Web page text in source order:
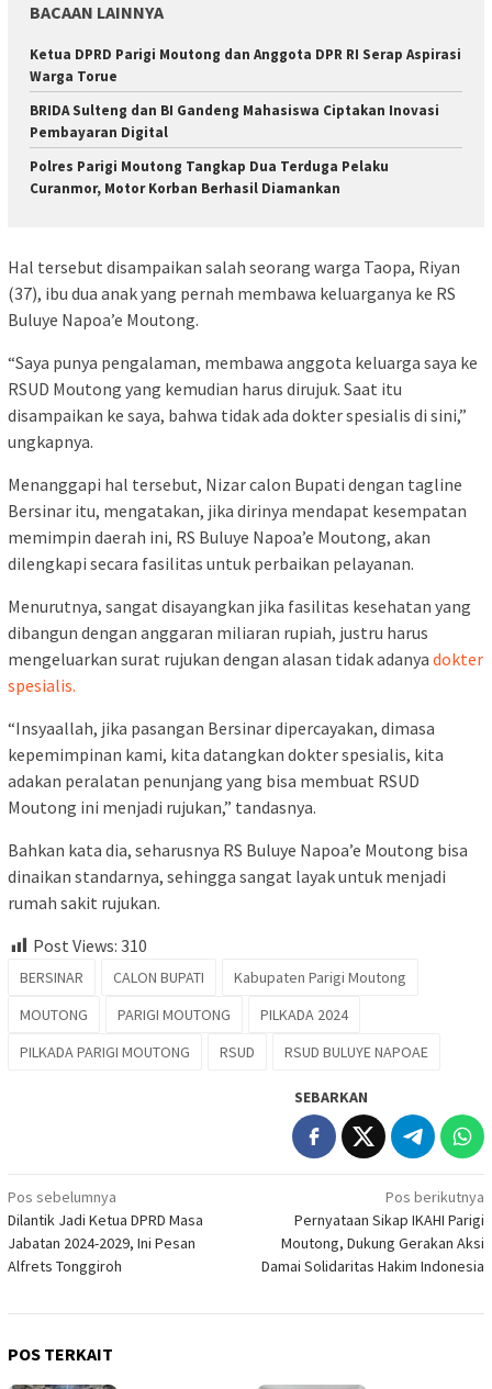
BACAAN LAINNYA
‎Ketua DPRD Parigi Moutong dan Anggota DPR RI Serap Aspirasi
Warga Torue
BRIDA Sulteng dan BI Gandeng Mahasiswa Ciptakan Inovasi
Pembayaran Digital
Polres Parigi Moutong Tangkap Dua Terduga Pelaku
Curanmor, Motor Korban Berhasil Diamankan
Hal tersebut disampaikan salah seorang warga Taopa, Riyan
(37), ibu dua anak yang pernah membawa keluarganya ke RS
Buluye Napoa’e Moutong.
“Saya punya pengalaman, membawa anggota keluarga saya ke
RSUD Moutong yang kemudian harus dirujuk. Saat itu
disampaikan ke saya, bahwa tidak ada dokter spesialis di sini,”
ungkapnya.
Menanggapi hal tersebut, Nizar calon Bupati dengan tagline
Bersinar itu, mengatakan, jika dirinya mendapat kesempatan
memimpin daerah ini, RS Buluye Napoa’e Moutong, akan
dilengkapi secara fasilitas untuk perbaikan pelayanan.
Menurutnya, sangat disayangkan jika fasilitas kesehatan yang
dibangun dengan anggaran miliaran rupiah, justru harus
mengeluarkan surat rujukan dengan alasan tidak adanya dokter
spesialis.
“Insyaallah, jika pasangan Bersinar dipercayakan, dimasa
kepemimpinan kami, kita datangkan dokter spesialis, kita
adakan peralatan penunjang yang bisa membuat RSUD
Moutong ini menjadi rujukan,” tandasnya.
Bahkan kata dia, seharusnya RS Buluye Napoa’e Moutong bisa
dinaikan standarnya, sehingga sangat layak untuk menjadi
rumah sakit rujukan.
Post Views: 310
BERSINAR CALON BUPATI
Kabupaten Parigi Moutong
MOUTONG
PARIGI MOUTONG
PILKADA 2024
PILKADA PARIGI MOUTONG
RSUD RSUD BULUYE NAPOAE
SEBARKAN
Navigasi
pos
Pos sebelumnya
Dilantik Jadi Ketua DPRD Masa
Jabatan 2024-2029, Ini Pesan
Alfrets Tonggiroh
Pos berikutnya
Pernyataan Sikap IKAHI Parigi
Moutong, Dukung Gerakan Aksi
Damai Solidaritas Hakim Indonesia
POS TERKAIT